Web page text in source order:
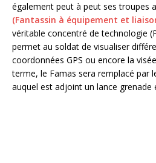
également peut à peut ses troupes
(Fantassin à équipement et
véritable concentré de technologie
permet au soldat de visualiser
coordonnées GPS ou encore la
terme, le Famas sera remplacé par
auquel est adjoint un lance grenade